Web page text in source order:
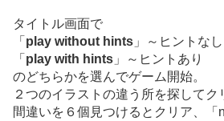
タイトル画面で
「 play without hints 」～ヒントなし
「 play with hints 」～ヒントあり
のどちらかを選んでゲーム開始。
２つのイラストの違う所を探してク
間違いを６個見つけるとクリア、「